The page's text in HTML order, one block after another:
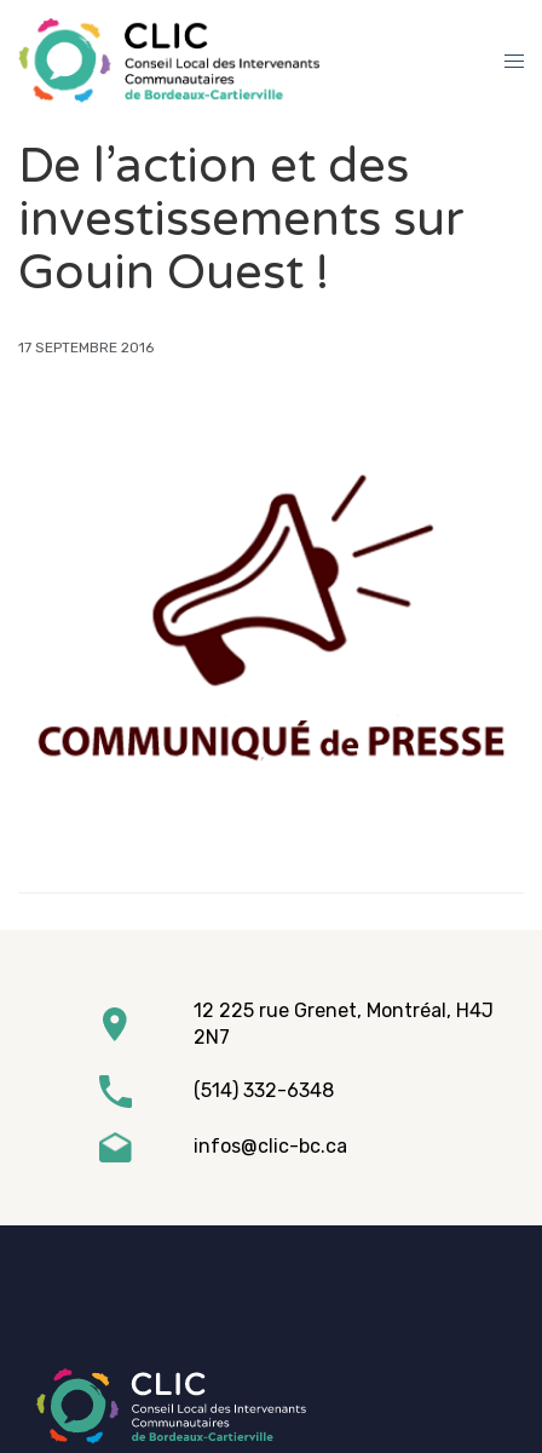
De l’action et des
investissements sur
Gouin Ouest !
17 SEPTEMBRE 2016
12 225 rue Grenet, Montréal, H4J
2N7
(514) 332-6348
infos@clic-bc.ca